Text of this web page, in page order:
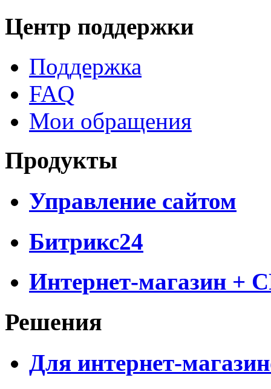
Центр поддержки
Поддержка
FAQ
Мои обращения
Продукты
Управление сайтом
Битрикс24
Интернет-магазин +
Решения
Для интернет-